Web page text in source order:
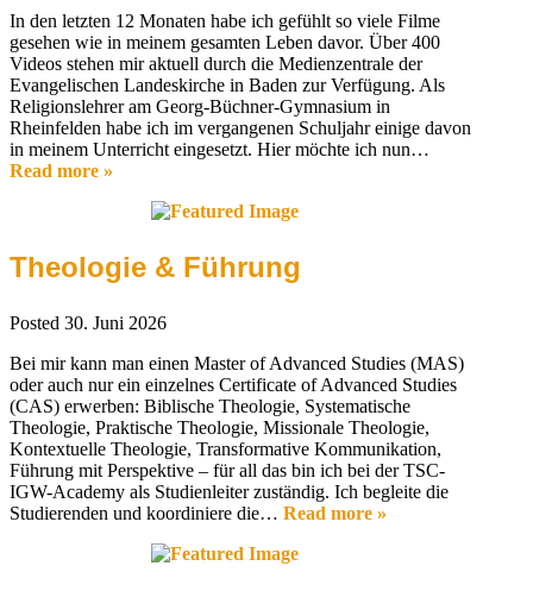
In den letzten 12 Monaten habe ich gefühlt so viele Filme
gesehen wie in meinem gesamten Leben davor. Über 400
Videos stehen mir aktuell durch die Medienzentrale der
Evangelischen Landeskirche in Baden zur Verfügung. Als
Religionslehrer am Georg-Büchner-Gymnasium in
Rheinfelden habe ich im vergangenen Schuljahr einige davon
in meinem Unterricht eingesetzt. Hier möchte ich nun…
Read more »
Theologie & Führung
Posted 30. Juni 2026
Bei mir kann man einen Master of Advanced Studies (MAS)
oder auch nur ein einzelnes Certificate of Advanced Studies
(CAS) erwerben: Biblische Theologie, Systematische
Theologie, Praktische Theologie, Missionale Theologie,
Kontextuelle Theologie, Transformative Kommunikation,
Führung mit Perspektive – für all das bin ich bei der TSC-
IGW-Academy als Studienleiter zuständig. Ich begleite die
Studierenden und koordiniere die… Read more »